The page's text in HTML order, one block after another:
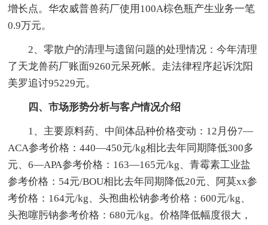
增长点。华农威普兽药厂使用100A棕色瓶产生业务一笔
0.9万元。
2、零散户的清理与遗留问题的处理情况：今年清理
了天龙兽药厂账面9260元呆死帐。走法律程序起诉沈阳
美罗追讨95229元。
四、市场形势分析与客户情况介绍
1、主要原料药、中间体品种价格变动：12月份7—
ACA参考价格：440—450元/kg相比去年同期降低300多
元、6—APA参考价格：163—165元/kg、青霉素工业盐
参考价格：54元/BOU相比去年同期降低20元、阿莫xx参
考价格：164元/kg、头孢曲松钠参考价格：600元/kg、
头孢噻肟钠参考价格：680元/kg。价格降低幅度很大，